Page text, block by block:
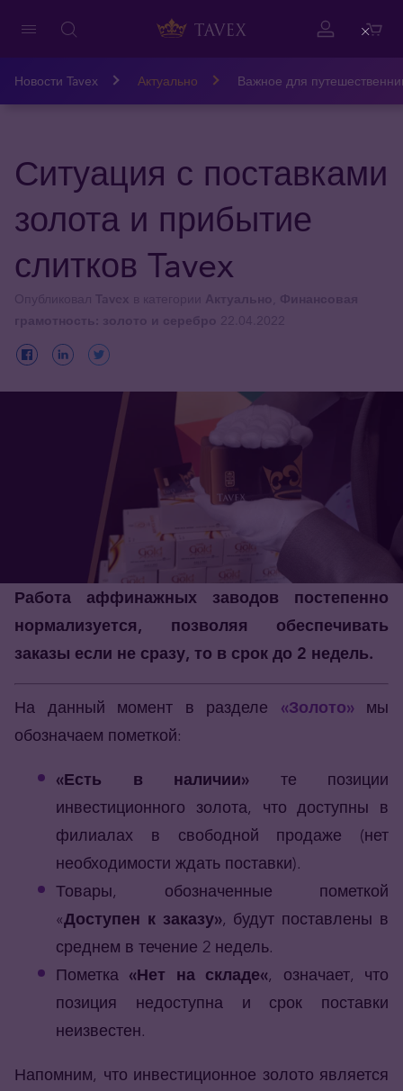
Новости Tavex Актуально Важное для
Ситуация с поставками
золота и прибытие
слитков Tavex
Работа аффинажных заводов постепенно
нормализуется, позволяя обеспечивать
заказы если не сразу, то в срок до 2 недель.
На данный момент в разделе «Золото» мы
обозначаем пометкой:
«Есть в наличии» те позиции
инвестиционного золота, что доступны в
филиалах в свободной продаже (нет
необходимости ждать поставки).
Товары, обозначенные пометкой
«Доступен к заказу», будут поставлены в
среднем в течение 2 недель.
Пометка «Нет на складе«, означает, что
позиция недоступна и срок поставки
неизвестен.
Напомним, что инвестиционное золото является
Close